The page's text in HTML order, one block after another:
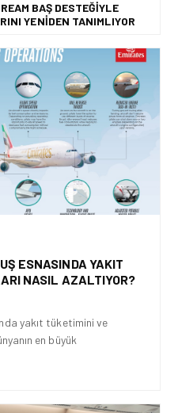
BAŞ DESTEĞIYLE
YENIDEN TANIMLIYOR
ESNASINDA YAKIT
NASIL AZALTIYOR?
yakıt tüketimini ve
en büyük